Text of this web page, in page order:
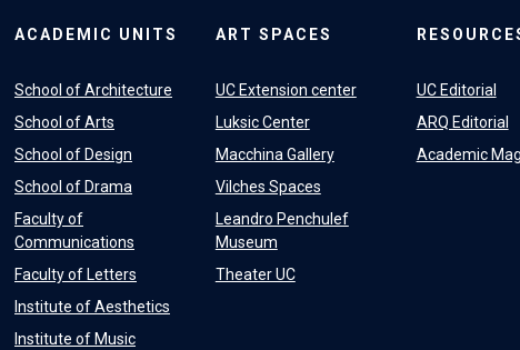
ACADEMIC UNITS
School of Architecture
School of Arts
School of Design
School of Drama
Faculty of
Communications
Faculty of Letters
Institute of Aesthetics
Institute of Music
ART SPACES
UC Extension center
Luksic Center
Macchina Gallery
Vilches Spaces
Leandro Penchulef
Museum
Theater UC
UC Editorial
ARQ Editorial
Academic